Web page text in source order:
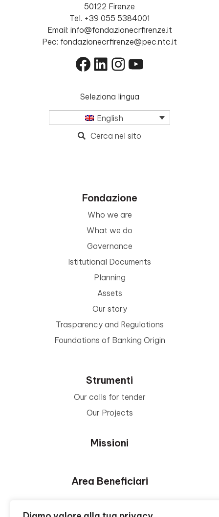
50122 Firenze
Tel. +39 055 5384001
Email: info@fondazionecrfirenze.it
Pec: fondazionecrfirenze@pec.ntc.it
Facebook
LinkedIn
Instagram
YouTube
Seleziona lingua
English
Cerca nel sito
Fondazione
Who we are
What we do
Governance
Istitutional Documents
Planning
Assets
Our story
Trasparency and Regulations
Foundations of Banking Origin
Strumenti
Our calls for tender
Our Projects
Missioni
Area Beneficiari
Privacy e Informative